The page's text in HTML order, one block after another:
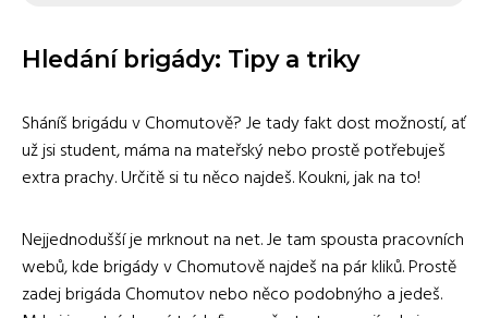
Hledání brigády: Tipy a triky
Sháníš brigádu v Chomutově? Je tady fakt dost možností, ať
už jsi student, máma na mateřský nebo prostě potřebuješ
extra prachy. Určitě si tu něco najdeš. Koukni, jak na to!
Nejjednodušší je mrknout na net. Je tam spousta pracovních
webů, kde brigády v Chomutově najdeš na pár kliků. Prostě
zadej brigáda Chomutov nebo něco podobnýho a jedeš.